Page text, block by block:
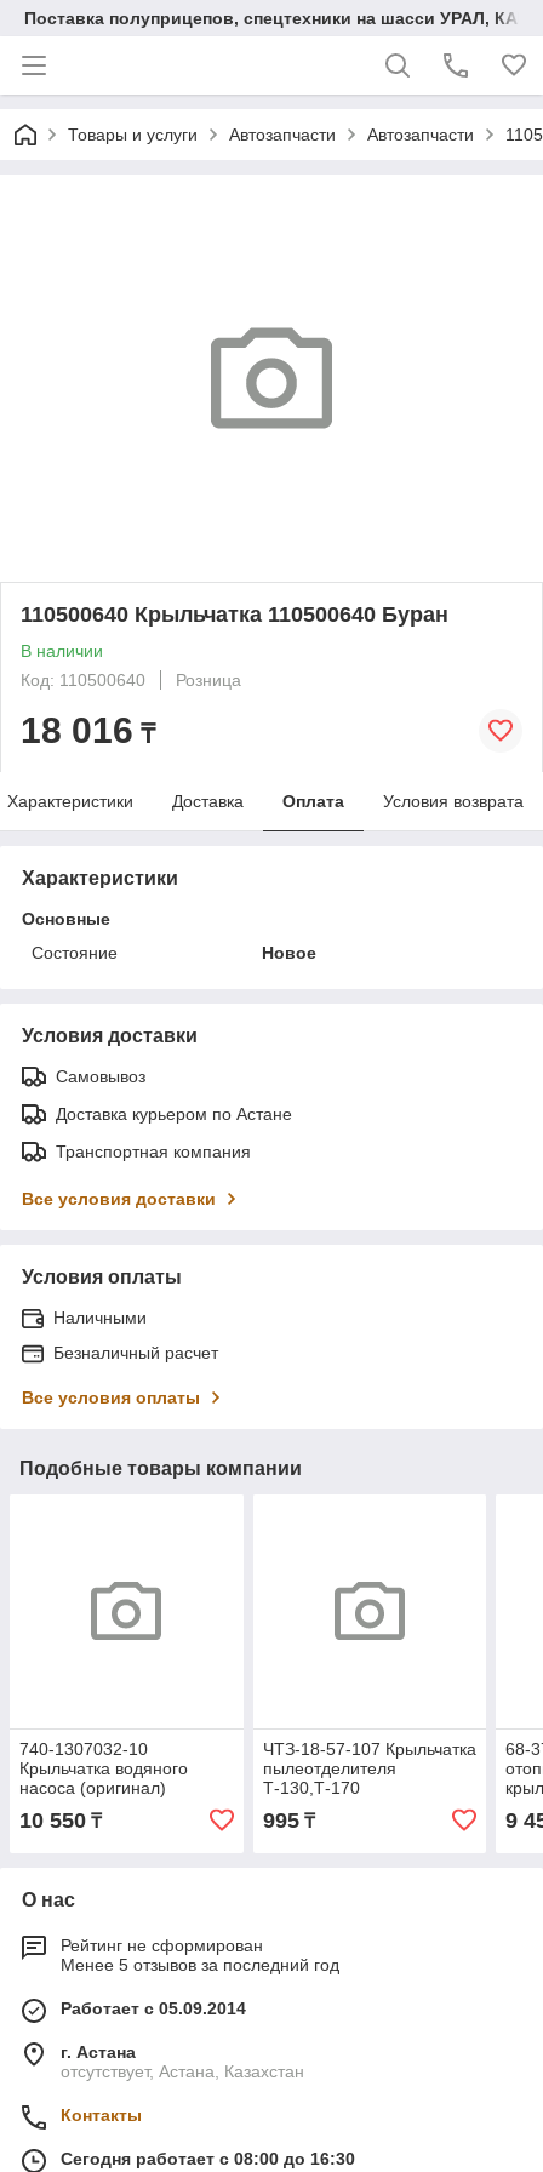
Поставка полуприцепов, спецтехники на шасси УРАЛ,
Товары и услуги Автозапчасти Автозапчасти
110500640 Крыльчатка 110500640 Буран
В наличии
Код: 110500640
Розница
18 016 ₸
Характеристики Доставка Оплата Условия возврата
Характеристики
Основные
Состояние
Новое
Условия доставки
Самовывоз
Доставка курьером по Астане
Транспортная компания
Все условия доставки
Условия оплаты
Наличными
Безналичный расчет
Все условия оплаты
Подобные товары компании
740-1307032-10
Крыльчатка водяного
насоса (оригинал)
10 550 ₸
ЧТЗ-18-57-107 Крыльчатка
пылеотделителя
Т-130,Т-170
995₸
68-
9
О нас
Рейтинг не сформирован
Менее 5 отзывов за последний год
Работает с 05.09.2014
г. Астана
отсутствует, Астана, Казахстан
Контакты
Сегодня работает с 08:00 до 16:30